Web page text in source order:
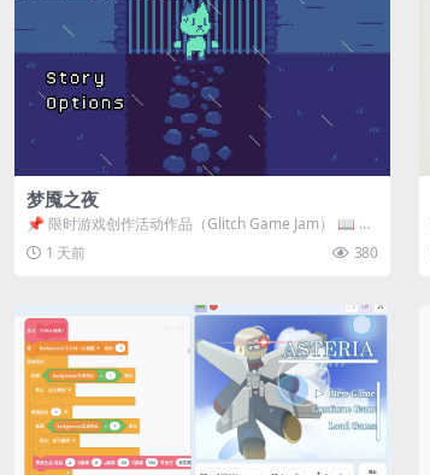
梦魇之夜
📌 限时游戏创作活动作品（Glitch Game Jam） 📖 故
事背景 怪物四...
1 天前 380